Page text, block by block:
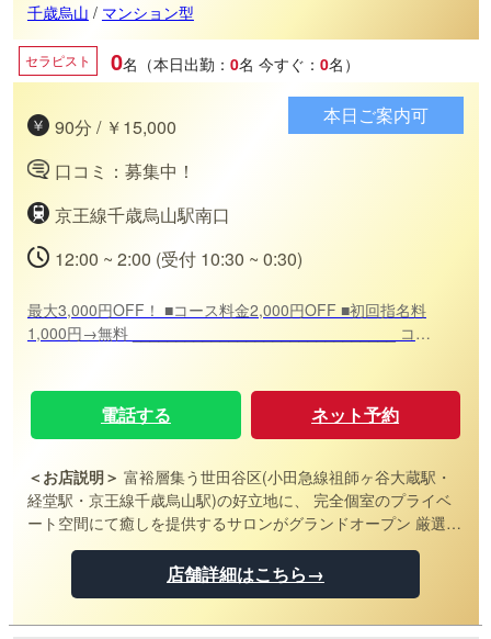
千歳烏山 / マンション型
セラピスト 0名（本日出勤： 0名 今すぐ： 0名）
90分 / ￥15,000
口コミ：募集中！
京王線千歳烏山駅南口
12:00 ~ 2:00 (受付 10:30 ~ 0:30)
本日ご案内可
最大3,000円OFF！ ■コース料金2,000円OFF ■初回指名料
1,000円→無料 ______________________________ コー
電話する ネット予約
＜お店説明＞ 富裕層集う世田谷区(小田急線祖師ヶ谷大蔵駅・
経堂駅・京王線千歳烏山駅)の好立地に、 完全個室のプライベ
ート空間にて癒しを提供するサロンがグランドオープン 厳選さ
れた日本人の容姿端麗セラピストが、あなたの疲れ・ストレ
ス・慌ただしい日常から解き放つ施術を行います お時間許す限
り素敵なお時間をお過ごし下さい お客様にとって最高の至福空
店舗詳細はこちら→